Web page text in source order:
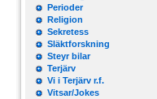
Perioder
Religion
Sekretess
Släktforskning
Steyr bilar
Terjärv
Vi i Terjärv r.f.
Vitsar/Jokes